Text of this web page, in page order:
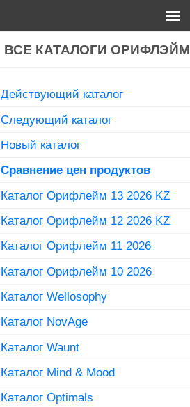
ВСЕ КАТАЛОГИ ОРИФЛЭЙМ
Действующий каталог
Следующий каталог
Новый каталог
Сравнение цен продуктов
Каталог Орифлейм 13 2026 KZ
Каталог Орифлейм 12 2026 KZ
Каталог Орифлейм 11 2026
Каталог Орифлейм 10 2026
Каталог Wellosophy
Каталог NovAge
Каталог Waunt
Каталог Mind & Mood
Каталог Optimals